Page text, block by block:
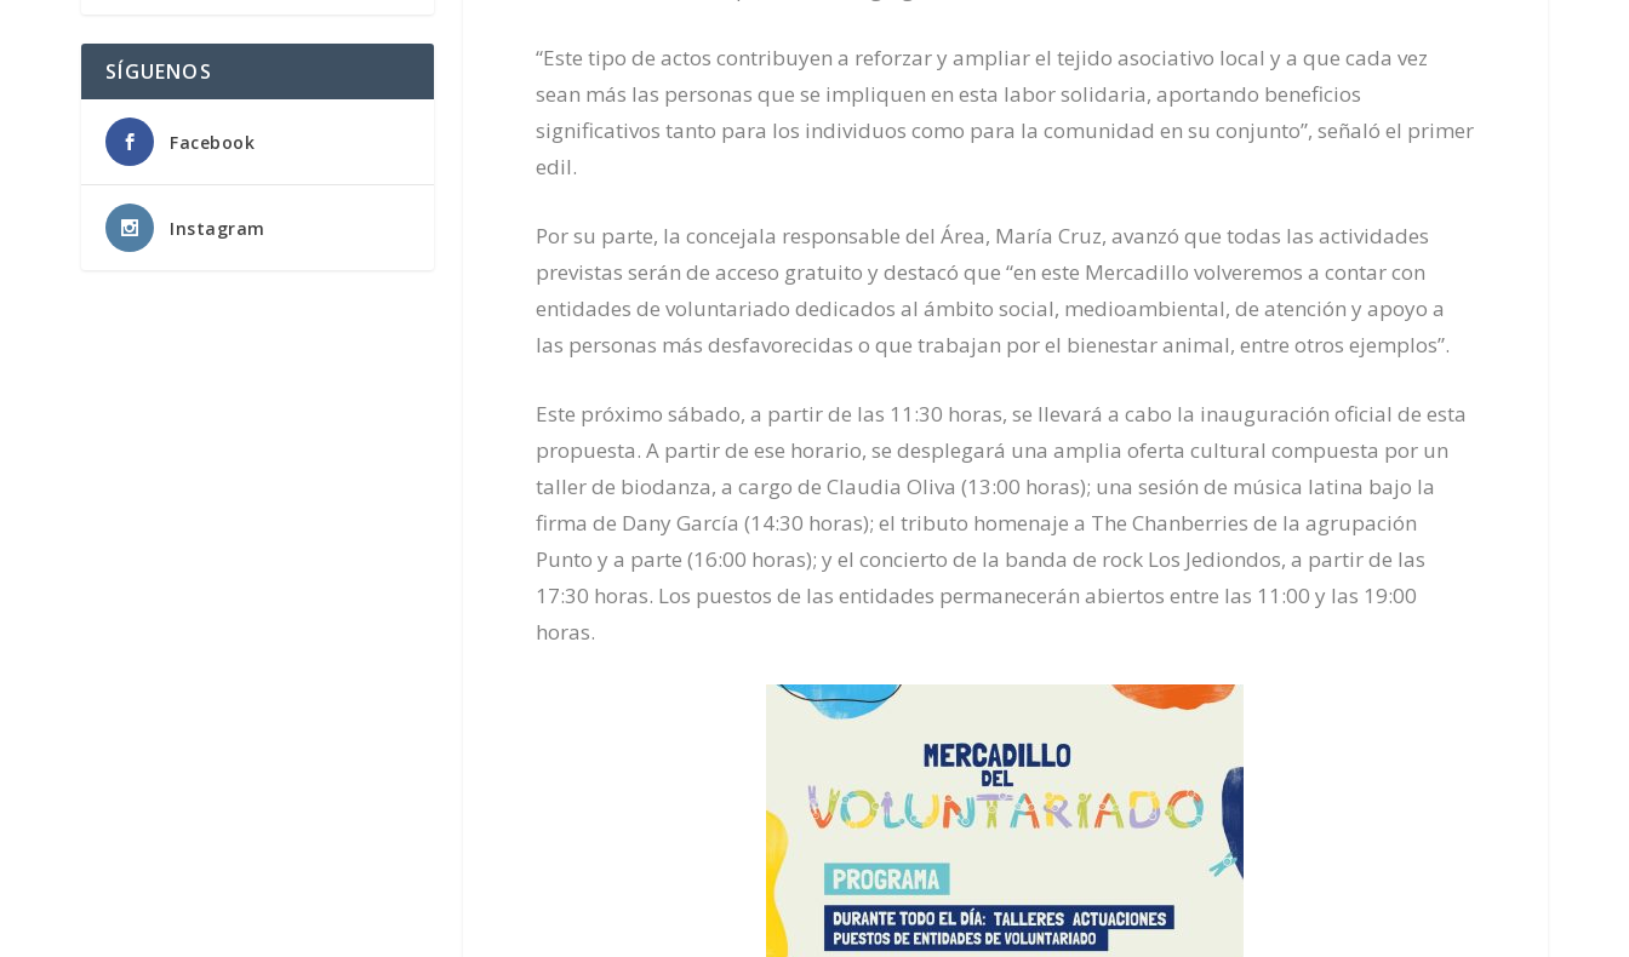
“Este tipo de actos contribuyen a reforzar y ampliar el tejido asociativo local y a que cada vez
sean más las personas que se impliquen en esta labor solidaria, aportando beneficios
significativos tanto para los individuos como para la comunidad en su conjunto”, señaló el primer
edil.
Por su parte, la concejala responsable del Área, María Cruz, avanzó que todas las actividades
previstas serán de acceso gratuito y destacó que “en este Mercadillo volveremos a contar con
entidades de voluntariado dedicados al ámbito social, medioambiental, de atención y apoyo a
las personas más desfavorecidas o que trabajan por el bienestar animal, entre otros ejemplos”.
Este próximo sábado, a partir de las 11:30 horas, se llevará a cabo la inauguración oficial de esta
propuesta. A partir de ese horario, se desplegará una amplia oferta cultural compuesta por un
taller de biodanza, a cargo de Claudia Oliva (13:00 horas); una sesión de música latina bajo la
firma de Dany García (14:30 horas); el tributo homenaje a The Chanberries de la agrupación
Punto y a parte (16:00 horas); y el concierto de la banda de rock Los Jediondos, a partir de las
17:30 horas. Los puestos de las entidades permanecerán abiertos entre las 11:00 y las 19:00
horas.
SÍGUENOS
Facebook
Instagram